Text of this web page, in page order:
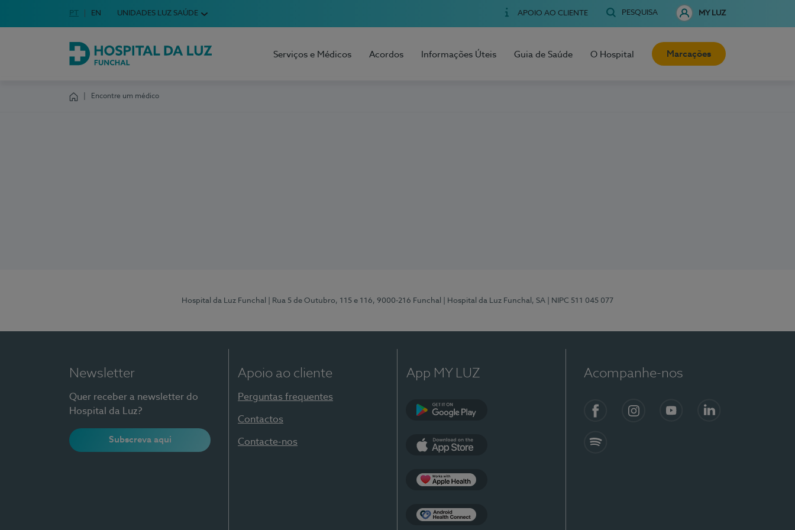
Escolha o seu idioma
Idioma em Português
PT English Language
EN UNIDADES LUZ SAÚDE APOIO AO CLIENTE PESQUISA MY LUZ
Hospital da Luz Funchal
Serviços e Médicos Acordos Informações Úteis Guia de Saúde O Hospital Marcações
Encontre um médico
Hospital da Luz Funchal | Rua 5 de Outubro, 115 e 116, 9000-216 Funchal | Hospital da Luz Funchal, SA | NIPC 511 045 077
Newsletter
Quer receber a newsletter do
Hospital da Luz?
Subscreva aqui
Apoio ao cliente
Perguntas frequentes
Contactos
Contacte-nos
App MY LUZ Acompanhe-nos